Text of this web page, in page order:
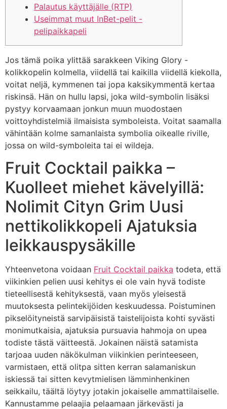
Palautus käyttäjälle (RTP)
Useimmat muut InBet-pelit -
pelipaikkapeli
Jos tämä poika ylittää sarakkeen Viking Glory -
kolikkopelin kolmella, viidellä tai kaikilla viidellä kiekolla,
voitat neljä, kymmenen tai jopa kaksikymmentä kertaa
riskinsä. Hän on hullu lapsi, joka wild-symbolin lisäksi
pystyy korvaamaan jonkun muun muodostaen
voittoyhdistelmiä ilmaisista symboleista. Voitat saamalla
vähintään kolme samanlaista symbolia oikealle riville,
jossa on wild-symboleita tai ei wildeja.
Fruit Cocktail paikka –
Kuolleet miehet kävelyillä:
Nolimit Cityn Grim Uusi
nettikolikkopeli Ajatuksia
leikkauspysäkille
Yhteenvetona voidaan Fruit Cocktail paikka todeta, että
viikinkien pelien uusi kehitys ei ole vain hyvä todiste
tieteellisestä kehityksestä, vaan myös yleisestä
muutoksesta pelintekijöiden keskuudessa. Poistuminen
pikselöityneistä sarvipäisistä taistelijoista kohti syvästi
monimutkaisia, ajatuksia pursuavia hahmoja on upea
todiste tästä väitteestä. Jokainen näistä satamista
tarjoaa uuden näkökulman viikinkien perinteeseen,
varmistaen, että olitpa sitten kerran salamaniskun
iskiessä tai sitten kevytmielisen lämminhenkinen
seikkailu, täältä löytyy jotakin jokaiselle ammattilaiselle.
Kannustamme pelaajia pelaamaan järkevästi ja